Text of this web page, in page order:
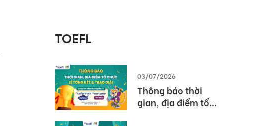
TOEFL
03/07/2026
Thông báo thời
gian, địa điểm tổ